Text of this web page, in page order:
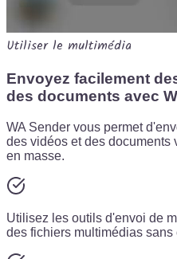
Utiliser le multimédia
Envoyez facilement
des documents avec
WA Sender vous permet
des vidéos et des documents
en masse.
Utilisez les outils d'envoi de
des fichiers multimédias sans